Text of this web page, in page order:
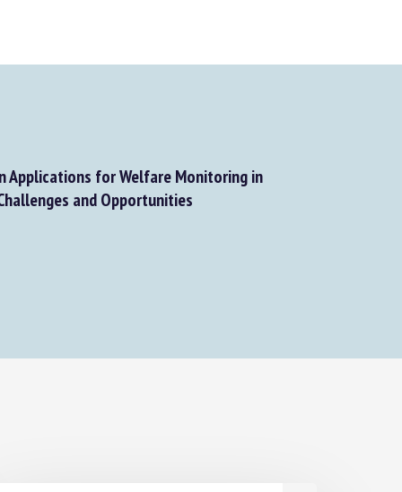
Applications for Welfare Monitoring in
and Opportunities